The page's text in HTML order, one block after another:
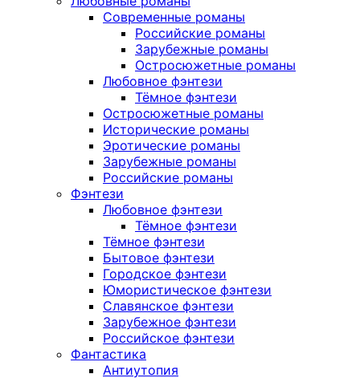
Современные романы
Российские романы
Зарубежные романы
Остросюжетные романы
Любовное фэнтези
Тёмное фэнтези
Остросюжетные романы
Исторические романы
Эротические романы
Зарубежные романы
Российские романы
Фэнтези
Любовное фэнтези
Тёмное фэнтези
Тёмное фэнтези
Бытовое фэнтези
Городское фэнтези
Юмористическое фэнтези
Славянское фэнтези
Зарубежное фэнтези
Российское фэнтези
Фантастика
Антиутопия